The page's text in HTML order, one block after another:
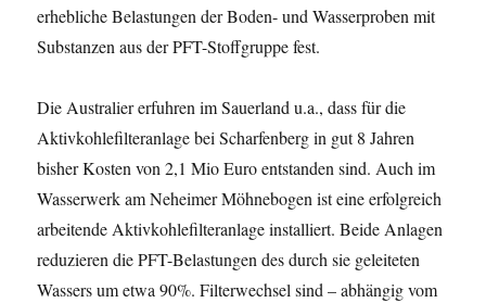
erhebliche Belastungen der Boden- und Wasserproben mit
Substanzen aus der PFT-Stoffgruppe fest.
Die Australier erfuhren im Sauerland u.a., dass für die
Aktivkohlefilteranlage bei Scharfenberg in gut 8 Jahren
bisher Kosten von 2,1 Mio Euro entstanden sind. Auch im
Wasserwerk am Neheimer Möhnebogen ist eine erfolgreich
arbeitende Aktivkohlefilteranlage installiert. Beide Anlagen
reduzieren die PFT-Belastungen des durch sie geleiteten
Wassers um etwa 90%. Filterwechsel sind – abhängig vom